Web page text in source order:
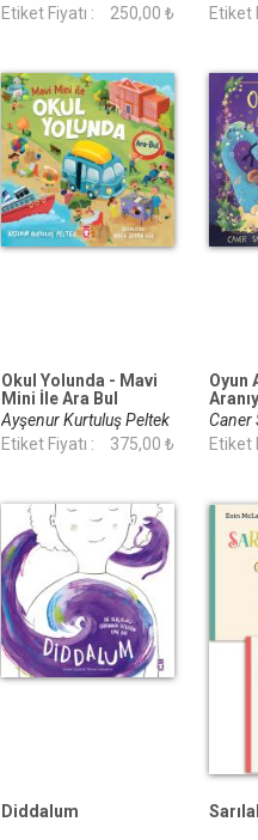
Etiket Fiyatı :
250,00 ₺
Etiket
Okul Yolunda - Mavi
Mini İle Ara Bul
Etkinlikleri 2
Ayşenur Kurtuluş Peltek
Etiket Fiyatı :
375,00 ₺
Oyun
Caner
Etiket
Diddalum